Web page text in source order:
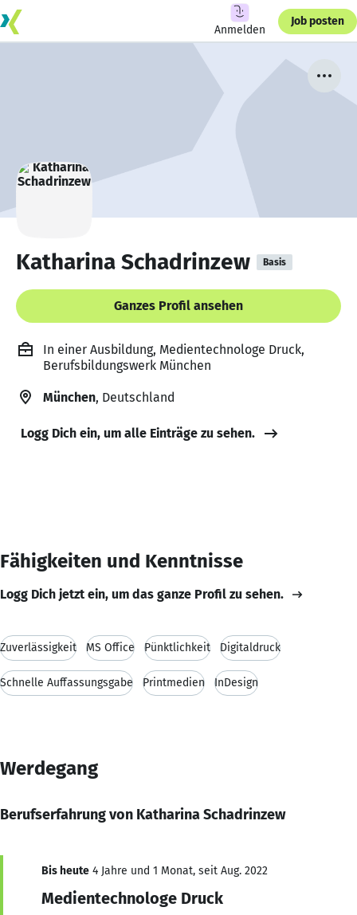
Anmelden
Job posten
Katharina Schadrinzew Basis
Ganzes Profil ansehen
In einer Ausbildung, Medientechnologe Druck,
Berufsbildungswerk München
München, Deutschland
Logg Dich ein, um alle Einträge zu sehen.
Fähigkeiten und Kenntnisse
Logg Dich jetzt ein, um das ganze Profil zu sehen.
Zuverlässigkeit MS Office Pünktlichkeit Digitaldruck
Schnelle Auffassungsgabe Printmedien InDesign
Werdegang
Berufserfahrung von Katharina Schadrinzew
Bis heute 4 Jahre und 1 Monat, seit Aug. 2022
Medientechnologe Druck